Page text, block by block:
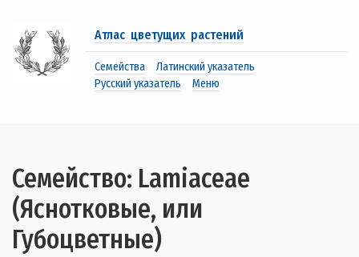
Атлас цветущих растений
Семейства
Латинский указатель
Русский указатель
Меню
Семейство: Lamiaceae
(Яснотковые, или
Губоцветные)